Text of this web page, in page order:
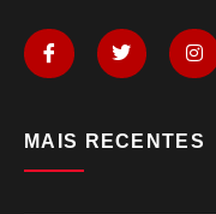
MAIS RECENTES